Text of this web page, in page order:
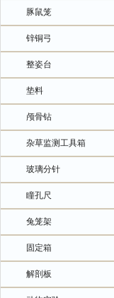
豚鼠笼
锌铜弓
整姿台
垫料
颅骨钻
杂草监测工具箱
玻璃分针
瞳孔尺
兔笼架
固定箱
解剖板